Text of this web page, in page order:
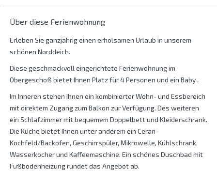
Über diese Ferienwohnung
Erleben Sie ganzjährig einen erholsamen Urlaub in unserem
schönen Norddeich.
Diese geschmackvoll eingerichtete Ferienwohnung im
Obergeschoß bietet Ihnen Platz für 4 Personen und ein Baby .
Im Inneren stehen Ihnen ein kombinierter Wohn- und Essbereich
mit direktem Zugang zum Balkon zur Verfügung. Des weiteren
ein Schlafzimmer mit bequemem Doppelbett und Kleiderschrank.
Die Küche bietet Ihnen unter anderem ein Ceran-
Kochfeld/Backofen, Geschirrspüler, Mikrowelle, Kühlschrank,
Wasserkocher und Kaffeemaschine. Ein schönes Duschbad mit
Fußbodenheizung rundet das Angebot ab.